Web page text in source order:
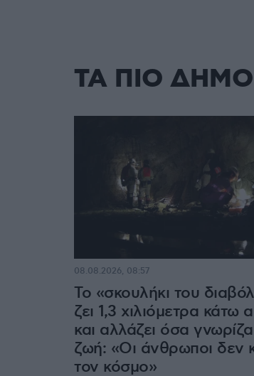
ΤΑ ΠΙΟ
Το «σκουλήκι του
ζει 1,3 χιλιόμετρα κάτω
και αλλάζει όσα
ζωή: «Οι άνθρωποι δεν
τον κόσμο»
08.08.2026, 08:57